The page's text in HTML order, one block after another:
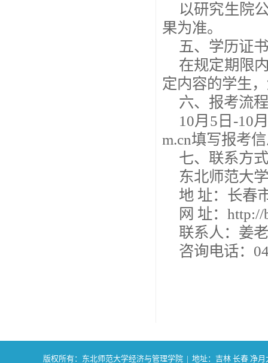
以研究生院
果为准。
五、学历证
在规定期限
定内容的学生
六、报考流程
10月5日-10
m.cn填写报考
七、联系方式
东北师范大
地 址：长春
网 址：http://
联系人：姜
咨询电话：
版权所有：东北师范大学经济与管理学院 | 地址：吉林 长春